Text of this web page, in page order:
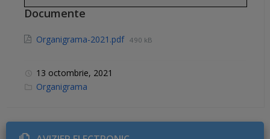
Documente
Organigrama-2021.pdf 490 kB
13 octombrie, 2021
C
r
Organigrama